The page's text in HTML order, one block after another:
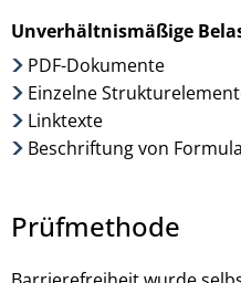
Unverhältnismäßige
PDF-Dokumente
Einzelne
Linktexte
Beschriftung von
Prüfmethode